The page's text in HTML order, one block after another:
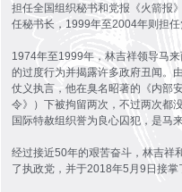
担任全国组织秘书和党报《火箭报
任秘书长，1999年至2004年则担任
1974年至1999年，林吉祥领导马
的过度行为并揭露许多政府丑闻。
仗义执言，他在臭名昭著的《内部
令》）下被拘留两次，不过两次都
国际特赦组织誉为良心囚犯，是马
经过接近50年的艰苦奋斗，林吉祥
了执政党，并于2018年5月9日接掌